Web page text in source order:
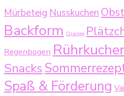
Mürbeteig Nusskuchen
Backform Orange
Regenbogen
Snacks
Spaß & Förderung